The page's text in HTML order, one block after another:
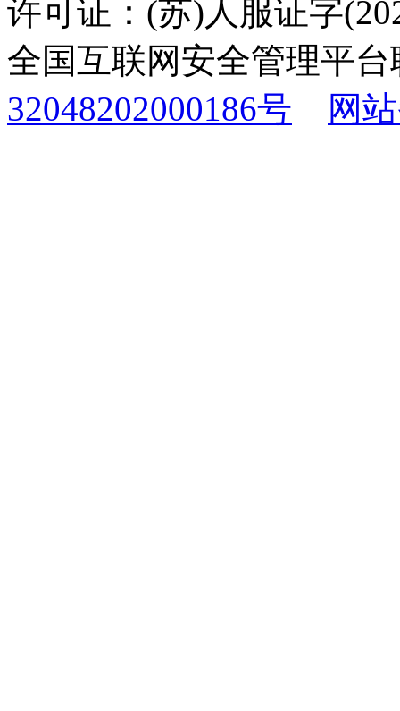
许可证：(苏)人服证字
全国互联网安全管理平
32048202000186号
网